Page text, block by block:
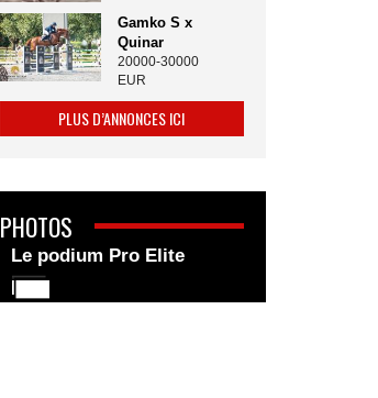
Gamko S x
Quinar
20000-30000
EUR
PLUS D’ANNONCES ICI
PHOTOS
Le podium Pro Elite